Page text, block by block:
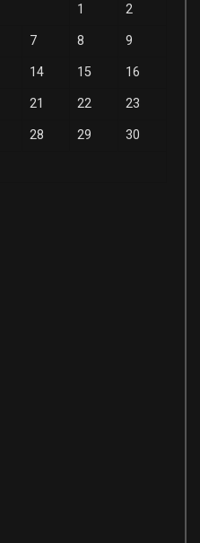
1 2
7 8 9
14 15 16
21 22 23
28 29 30